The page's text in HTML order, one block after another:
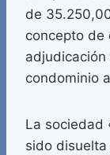
de
concepto de
condominio
La sociedad
sido